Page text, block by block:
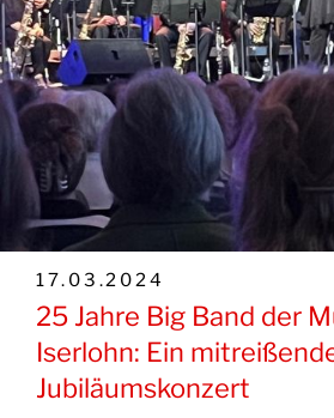
VERÖFFENTLICHT
AM
17.03.2024
25 Jahre Big Band der
Iserlohn: Ein
Jubiläumskonzert